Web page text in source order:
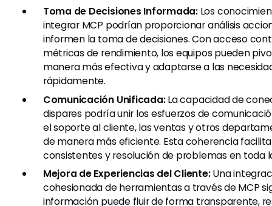
Toma de Decisiones Informada:Los
integrar MCP podrían proporcionar análisis
informen la toma de decisiones. Con acceso
métricas de rendimiento, los equipos pueden
manera más efectiva y adaptarse a las
rápidamente.
Comunicación Unificada:La capacidad de
dispares podría unir los esfuerzos de
el soporte al cliente, las ventas y otros
de manera más eficiente. Esta coherencia
consistentes y resolución de problemas en toda
Mejora de Experiencias del Cliente:Una
cohesionada de herramientas a través de MCP
información puede fluir de forma transparente,